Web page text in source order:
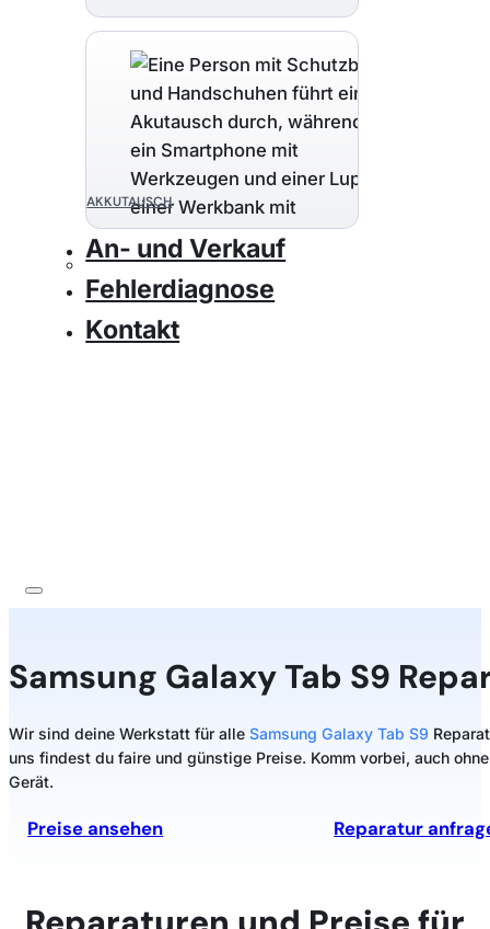
AKKUTAUSCH
An- und Verkauf
Fehlerdiagnose
Kontakt
Samsung Galaxy Tab S9
Wir sind deine Werkstatt für alle Samsung Galaxy Tab S9
uns findest du faire und günstige Preise. Komm vorbei, auch
Gerät.
Preise ansehen Reparatur